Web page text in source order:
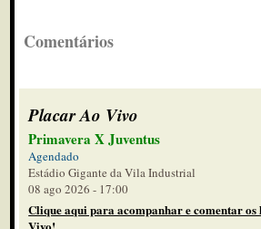
Comentários
Placar Ao Vivo
Primavera X Juventus
Agendado
Estádio Gigante da Vila Industrial
08 ago 2026 - 17:00
Clique aqui para acompanhar e comentar os